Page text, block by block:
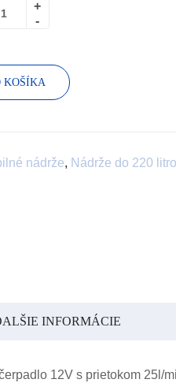
KOŠÍKA
nádrže, Nádrže do 220
INFORMÁCIE
12V s prietokom 25l/